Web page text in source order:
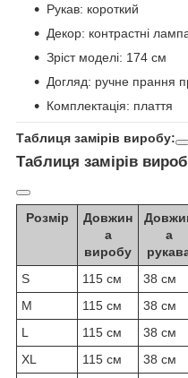
Рукав: короткий
Декор: контрастні
Зріст моделі: 174 см
Догляд: ручне прання
Комплектація: плаття
Таблиця замірів виробу:
Таблиця замірів
Розмір
Довжин
а
виробу
а
S 115 см 38 см
M
115 см 38 см
L
115 см 38 см
XL
115 см 38 см